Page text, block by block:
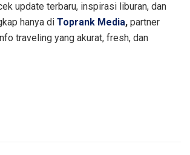
update terbaru, inspirasi liburan, dan
hanya di Toprank Media, partner
traveling yang akurat, fresh, dan